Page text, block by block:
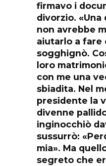
firmavo i
divorzio. «Una
non avrebbe
aiutarlo a fare
sogghignò.
loro
con me una
sbiadita. Nel
presidente la
divenne
inginocchiò
sussurrò:
mia». Ma
segreto che